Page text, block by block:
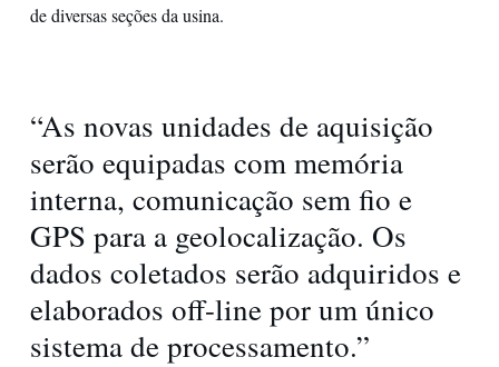
de diversas seções da usina.
“As novas unidades de aquisição
serão equipadas com memória
interna, comunicação sem fio e
GPS para a geolocalização. Os
dados coletados serão adquiridos e
elaborados off-line por um único
sistema de processamento.”